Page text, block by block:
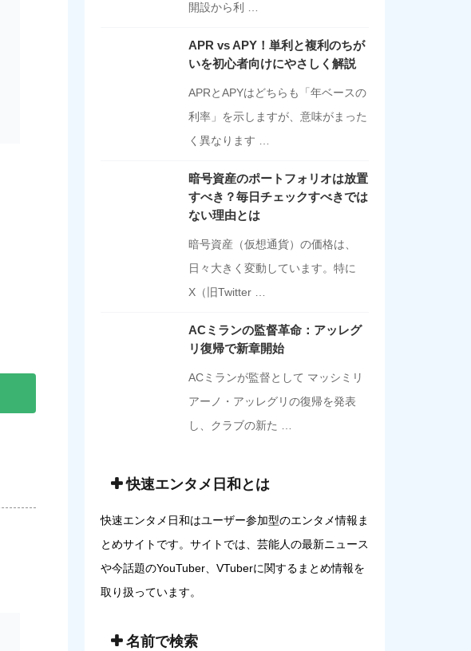
開設から利 …
APR vs APY！単利と複利のちが
いを初心者向けにやさしく解説
APRとAPYはどちらも「年ベースの
利率」を示しますが、意味がまった
く異なります …
暗号資産のポートフォリオは放置
すべき？毎日チェックすべきでは
ない理由とは
暗号資産（仮想通貨）の価格は、
日々大きく変動しています。特に
X（旧Twitter …
ACミランの監督革命：アッレグ
リ復帰で新章開始
ACミランが監督として マッシミリ
アーノ・アッレグリの復帰を発表
し、クラブの新た …
快速エンタメ日和とは
快速エンタメ日和はユーザー参加型のエンタメ情報ま
とめサイトです。サイトでは、芸能人の最新ニュース
や今話題のYouTuber、VTuberに関するまとめ情報を
取り扱っています。
名前で検索